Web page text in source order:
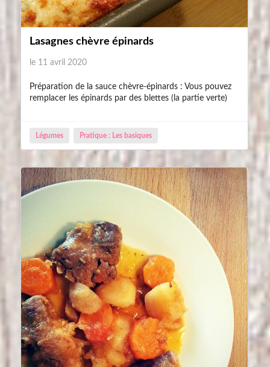
Lasagnes chèvre épinards
le 11 avril 2020
Préparation de la sauce chèvre-épinards : Vous pouvez
remplacer les épinards par des blettes (la partie verte)
Légumes Pratique : Les basiques